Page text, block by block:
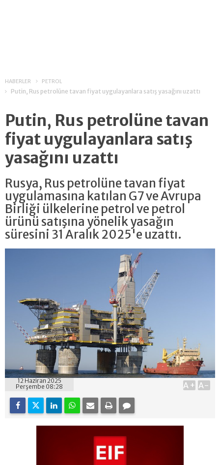
HABERLER PETROL
Putin, Rus petrolüne tavan fiyat uygulayanlara satış yasağını uzattı
Putin, Rus petrolüne tavan
fiyat uygulayanlara satış
yasağını uzattı
Rusya, Rus petrolüne tavan fiyat
uygulamasına katılan G7 ve Avrupa
Birliği ülkelerine petrol ve petrol
ürünü satışına yönelik yasağın
süresini 31 Aralık 2025'e uzattı.
12 Haziran 2025
Perşembe 08:28
A+ A-